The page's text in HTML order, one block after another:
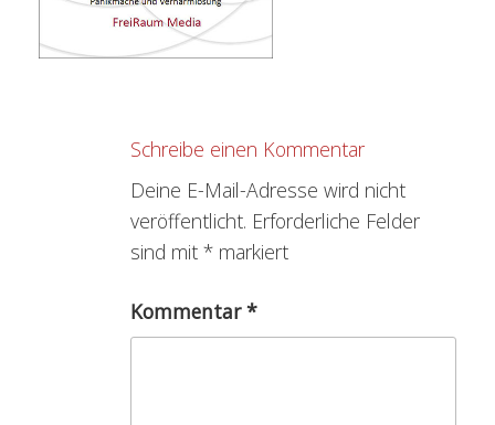
Schreibe einen Kommentar
Deine E-Mail-Adresse wird nicht
veröffentlicht. Erforderliche Felder
sind mit* markiert
Kommentar*